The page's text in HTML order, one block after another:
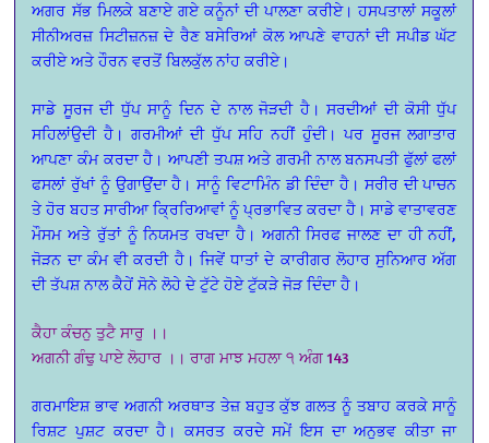
ਅਗਰ ਸੱਭ ਮਿਲਕੇ ਬਣਾਏ ਗਏ ਕਨੂੰਨਾਂ ਦੀ ਪਾਲਣਾ ਕਰੀਏ। ਹਸਪਤਾਲਾਂ ਸਕੂਲਾਂ
ਸੀਨੀਅਰਜ਼ ਸਿਟੀਜ਼ਨਜ਼ ਦੇ ਰੈਣ ਬਸੇਰਿਆਂ ਕੋਲ ਆਪਣੇ ਵਾਹਨਾਂ ਦੀ ਸਪੀਡ ਘੱਟ
ਕਰੀਏ ਅਤੇ ਹੌਰਨ ਵਰਤੋਂ ਬਿਲਕੁੱਲ ਨਾਂਹ ਕਰੀਏ।
ਸਾਡੇ ਸੂਰਜ ਦੀ ਧੁੱਪ ਸਾਨੂੰ ਦਿਨ ਦੇ ਨਾਲ ਜੋੜਦੀ ਹੈ। ਸਰਦੀਆਂ ਦੀ ਕੋਸੀ ਧੁੱਪ
ਸਹਿਲਾਂਉਦੀ ਹੈ। ਗਰਮੀਆਂ ਦੀ ਧੁੱਪ ਸਹਿ ਨਹੀਂ ਹੁੰਦੀ। ਪਰ ਸੂਰਜ ਲਗਾਤਾਰ
ਆਪਣਾ ਕੰਮ ਕਰਦਾ ਹੈ। ਆਪਣੀ ਤਪਸ਼ ਅਤੇ ਗਰਮੀ ਨਾਲ ਬਨਸਪਤੀ ਫੁੱਲਾਂ ਫਲਾਂ
ਫਸਲਾਂ ਰੁੱਖਾਂ ਨੂੰ ਉਗਾਉਂਦਾ ਹੈ। ਸਾਨੂੰ ਵਿਟਾਮਿੰਨ ਡੀ ਦਿੰਦਾ ਹੈ। ਸਰੀਰ ਦੀ ਪਾਚਨ
ਤੇ ਹੋਰ ਬਹਤ ਸਾਰੀਆ ਕ੍ਰਿਰਿਆਵਾਂ ਨੂੰ ਪ੍ਰਭਾਵਿਤ ਕਰਦਾ ਹੈ। ਸਾਡੇ ਵਾਤਾਵਰਣ
ਮੌਸਮ ਅਤੇ ਰੁੱਤਾਂ ਨੂੰ ਨਿਯਮਤ ਰਖਦਾ ਹੈ। ਅਗਨੀ ਸਿਰਫ ਜਾਲਣ ਦਾ ਹੀ ਨਹੀਂ,
ਜੋੜਨ ਦਾ ਕੰਮ ਵੀ ਕਰਦੀ ਹੈ। ਜਿਵੇਂ ਧਾਤਾਂ ਦੇ ਕਾਰੀਗਰ ਲੋਹਾਰ ਸੁਨਿਆਰ ਅੱਗ
ਦੀ ਤੱਪਸ਼ ਨਾਲ ਕੈਹੇਂ ਸੋਨੇ ਲੋਹੇ ਦੇ ਟੁੱਟੇ ਹੋਏ ਟੁੱਕੜੇ ਜੋੜ ਦਿੰਦਾ ਹੈ।
ਕੈਹਾ ਕੰਚਨੁ ਤੁਟੈ ਸਾਰੁ ।।
ਅਗਨੀ ਗੰਢੁ ਪਾਏ ਲੋਹਾਰ ।। ਰਾਗ ਮਾਝ ਮਹਲਾ ੧ ਅੰਗ 143
ਗਰਮਾਇਸ਼ ਭਾਵ ਅਗਨੀ ਅਰਥਾਤ ਤੇਜ਼ ਬਹੁਤ ਕੁੱਝ ਗਲਤ ਨੂੰ ਤਬਾਹ ਕਰਕੇ ਸਾਨੂੰ
ਰਿਸ਼ਟ ਪੁਸ਼ਟ ਕਰਦਾ ਹੈ। ਕਸਰਤ ਕਰਦੇ ਸਮੇਂ ਇਸ ਦਾ ਅਨੁਭਵ ਕੀਤਾ ਜਾ